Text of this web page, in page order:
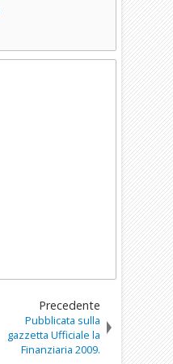
Precedente
Pubblicata sulla
gazzetta Ufficiale la
Finanziaria 2009.